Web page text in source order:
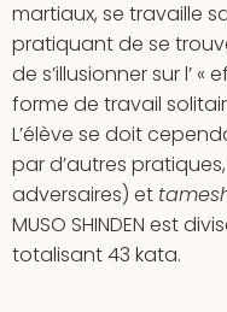
martiaux, se travaille
pratiquant de se
de s’illusionner sur l’
forme de travail
L’élève se doit
par d’autres
adversaires) et
MUSO SHINDEN est
totalisant 43 kata.